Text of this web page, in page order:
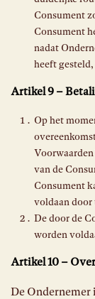
Consument
Consument
nadat
heeft
Artikel 9 –
Op het
van de
Consument
voldaan door
De door de
worden
Artikel 10 –
De Ondernemer